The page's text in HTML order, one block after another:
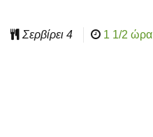
Σερβίρει 4 1 1/2 ώρα